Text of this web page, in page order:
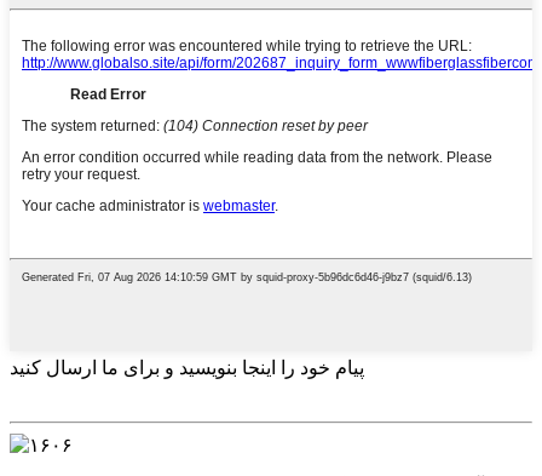
پیام خود را اینجا بنویسید و برای ما ارسال کنید